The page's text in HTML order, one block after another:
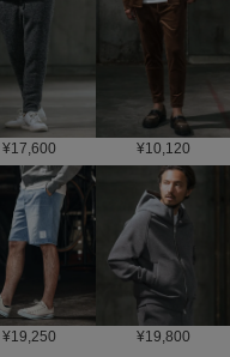
¥17,600 ¥10,120
¥19,250 ¥19,800